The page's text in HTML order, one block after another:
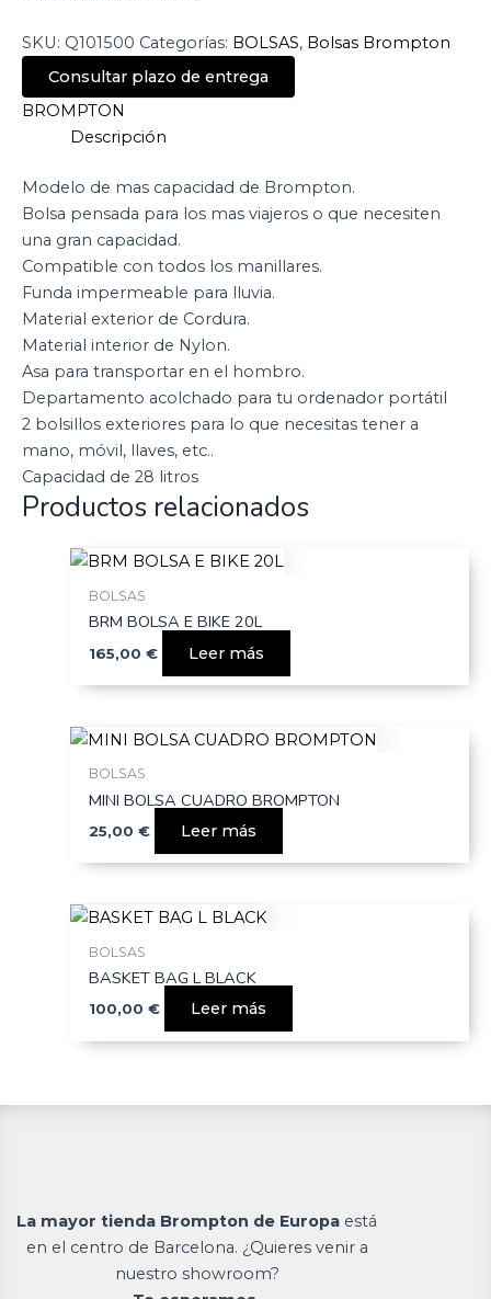
SKU: Q101500 Categorías: BOLSAS, Bolsas Brompton
Consultar plazo de entrega
BROMPTON
Descripción
Modelo de mas capacidad de Brompton.
Bolsa pensada para los mas viajeros o que necesiten
una gran capacidad.
Compatible con todos los manillares.
Funda impermeable para lluvia.
Material exterior de Cordura.
Material interior de Nylon.
Asa para transportar en el hombro.
Departamento acolchado para tu ordenador portátil
2 bolsillos exteriores para lo que necesitas tener a
mano, móvil, llaves, etc..
Capacidad de 28 litros
Productos relacionados
BOLSAS
BRM BOLSA E BIKE 20L
165,00€ Leer más
BOLSAS
MINI BOLSA CUADRO BROMPTON
25,00€ Leer más
BOLSAS
BASKET BAG L BLACK
100,00€ Leer más
La mayor tienda Brompton de Europa está
en el centro de Barcelona. ¿Quieres venir a
nuestro showroom?